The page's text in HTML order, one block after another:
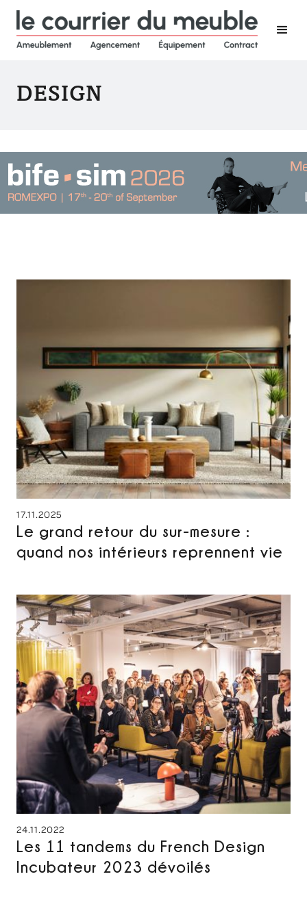
DESIGN
17.11.2025
Le grand retour du sur-mesure :
quand nos intérieurs reprennent vie
24.11.2022
Les 11 tandems du French Design
Incubateur 2023 dévoilés